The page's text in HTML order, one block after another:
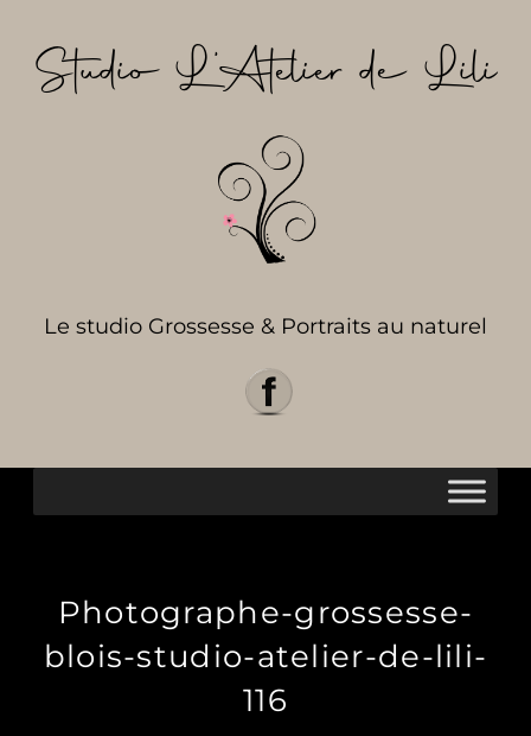
contenu
Studio L’Atelier de Lili
Le studio Grossesse & Portraits au naturel
Photographe-grossesse-
blois-studio-atelier-de-lili-
116